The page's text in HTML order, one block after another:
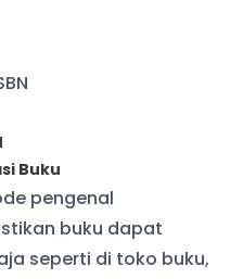
Buku
pengenal
buku dapat
seperti di toko buku,